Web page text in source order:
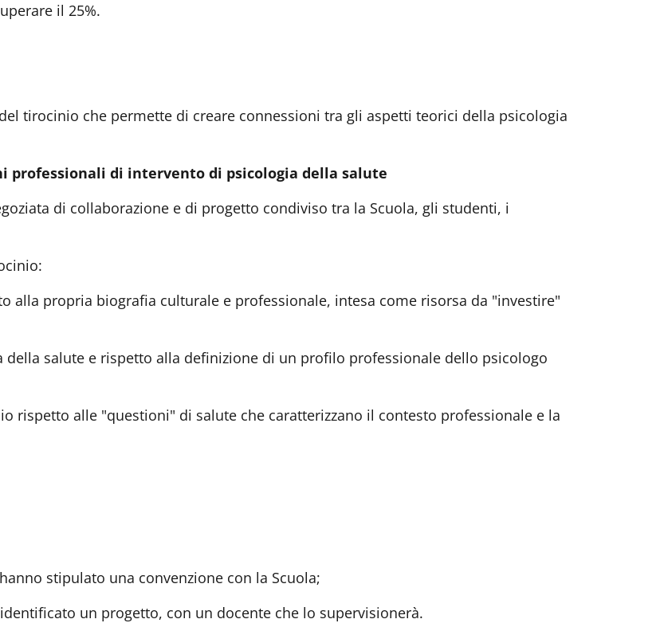
il 25%.
tirocinio che permette di creare connessioni tra gli aspetti teorici della psicologia
di intervento di psicologia della salute
di collaborazione e di progetto condiviso tra la Scuola, gli studenti, i
alla propria biografia culturale e professionale, intesa come risorsa da "investire"
salute e rispetto alla definizione di un profilo professionale dello psicologo
rispetto alle "questioni" di salute che caratterizzano il contesto professionale e la
stipulato una convenzione con la Scuola;
un progetto, con un docente che lo supervisionerà.